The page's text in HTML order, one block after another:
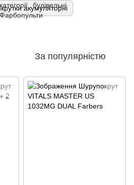
акумуляторні
За популярністю